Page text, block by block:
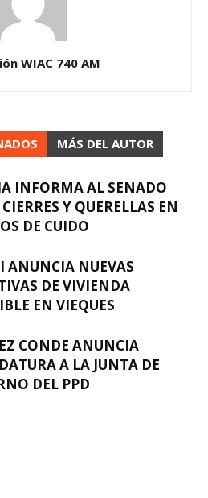
WIAC 740 AM
MÁS DEL AUTOR
INFORMA AL SENADO
Y QUERELLAS EN
DE CUIDO
ANUNCIA NUEVAS
DE VIVIENDA
EN VIEQUES
CONDE ANUNCIA
A LA JUNTA DE
DEL PPD